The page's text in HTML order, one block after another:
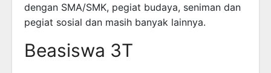
dengan SMA/SMK, pegiat budaya, seniman dan
pegiat sosial dan masih banyak lainnya.
Beasiswa 3T